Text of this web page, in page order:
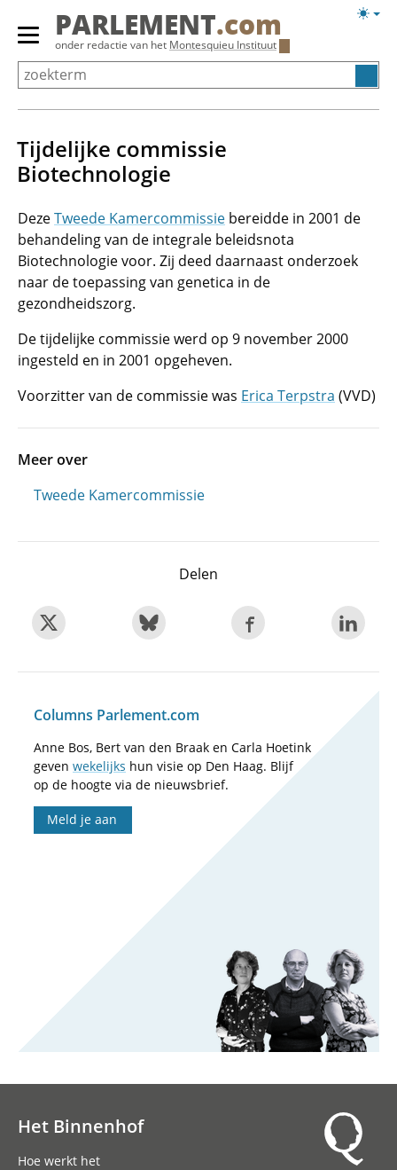
Overslaan
Primair
menu
tonen/verbergen
PARLEMENT.com
onder redactie van het Montesquieu Instituut
Tijdelijke commissie
Biotechnologie
DezeTweede Kamercommissie bereidde in 2001 de
behandeling van de integrale beleidsnota
Biotechnologie voor. Zij deed daarnaast onderzoek
naar de toepassing van genetica in de
gezondheidszorg.
De tijdelijke commissie werd op 9 november 2000
ingesteld en in 2001 opgeheven.
Voorzitter van de commissie was Erica Terpstra (VVD)
Meer over
Tweede Kamercommissie
Delen
Columns Parlement.com
Anne Bos, Bert van den Braak en Carla Hoetink
geven wekelijks hun visie op Den Haag. Blijf
op de hoogte via de nieuwsbrief.
Meld je aan
Het Binnenhof
Hoe werkt het